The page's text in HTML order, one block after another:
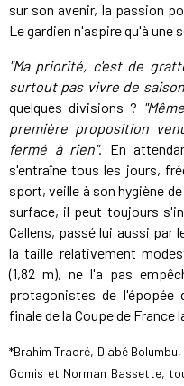
sur son avenir, la passion
Le gardien n'aspire qu'à une
"Ma priorité, c'est de
surtout pas vivre de
quelques divisions ?
première proposition
fermé à rien". En
s'entraîne tous les jours,
sport, veille à son hygiène
surface, il peut toujours
Callens, passé lui aussi par
la taille relativement
(1,82 m), ne l'a pas
protagonistes de l'épopée
finale de la Coupe de France
*Brahim Traoré, Diabé
Gomis et Norman Bassette,